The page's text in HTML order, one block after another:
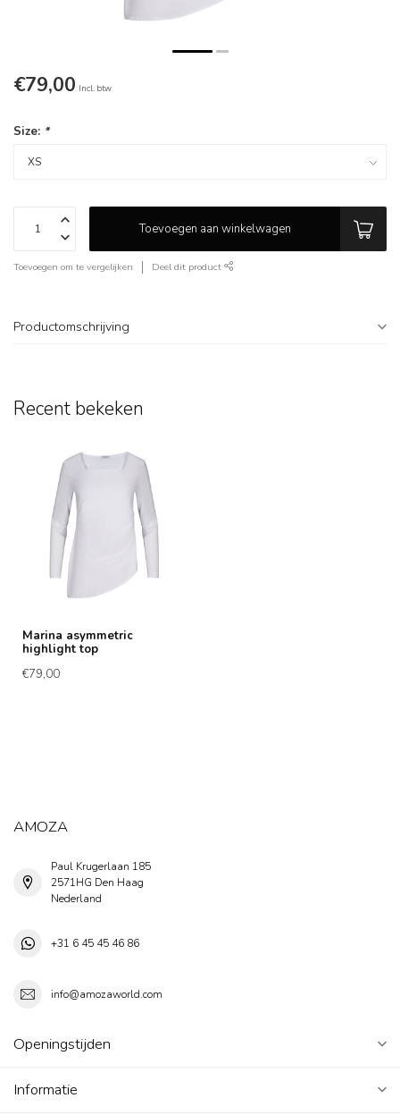
€79,00 Incl. btw
Size: *
Toevoegen aan winkelwagen
Toevoegen om te vergelijken Deel dit product
Productomschrijving
Recent bekeken
Marina asymmetric
highlight top
€79,00
AMOZA
Paul Krugerlaan 185
2571HG Den Haag
Nederland
+31 6 45 45 46 86
info@amozaworld.com
Openingstijden
Informatie